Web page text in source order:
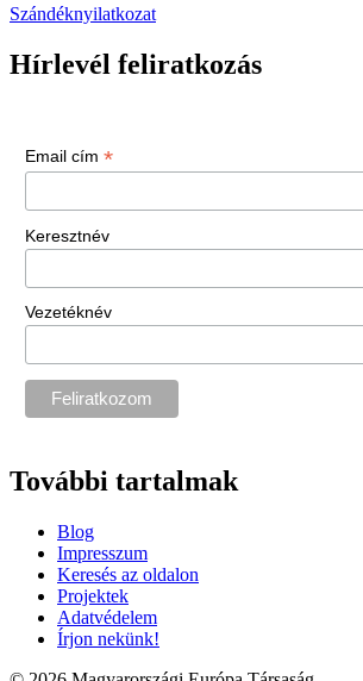
Szándéknyilatkozat
Hírlevél feliratkozás
Email cím *
Keresztnév
Vezetéknév
További tartalmak
Blog
Impresszum
Keresés az oldalon
Projektek
Adatvédelem
Írjon nekünk!